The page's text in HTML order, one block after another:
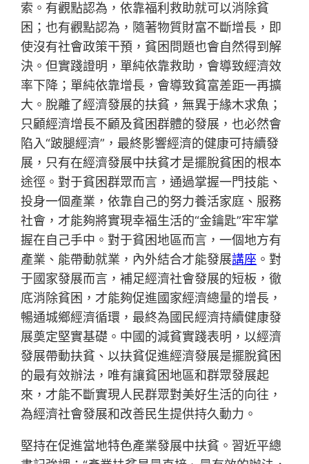
索。有觀點認為，依靠福利救助就可以消除貧
困；也有觀點認為，隨著物質財富不斷增長，即
使沒有社會政策干預，貧困問題也會自然得到解
決。但實踐證明，單純依靠救助，會導致經濟效
率下降；單純依靠增長，會導致貧富差距一再擴
大。脫離了經濟發展的扶貧，無異于緣木求魚；
只顧經濟增長不顧及貧困群體的發展，也必然會
陷入“跛腿經濟”，最終影響經濟的健康可持續發
展，只有在經濟發展中扶貧才是擺脫貧困的根本
途徑。對于貧困群眾而言，通過掌握一門技能、
投身一個產業，依靠自己的努力養活家庭、服務
社會，才能夠將實現幸福生活的“金鑰匙”牢牢掌
握在自己手中。對于貧困地區而言，一個地方有
產業、能帶動就業，內外結合才能發展講座 。對
于國家發展而言，補足經濟社會發展的短板，徹
底消除貧困，才能夠促進國家經濟總量的增長，
暢通城鄉經濟循環，最終為國民經濟持續健康發
展奠定堅實基礎。中國的減貧實踐表明，以經濟
發展帶動扶貧、以扶貧促進經濟發展是擺脫貧困
的最有效辦法，唯有讓貧困地區和群眾發展起
來，才能不斷實現人民群眾對美好生活的向往，
為經濟社會發展和改善民生提供持久動力。
堅持在促進當地特色產業發展中扶貧。習近平總